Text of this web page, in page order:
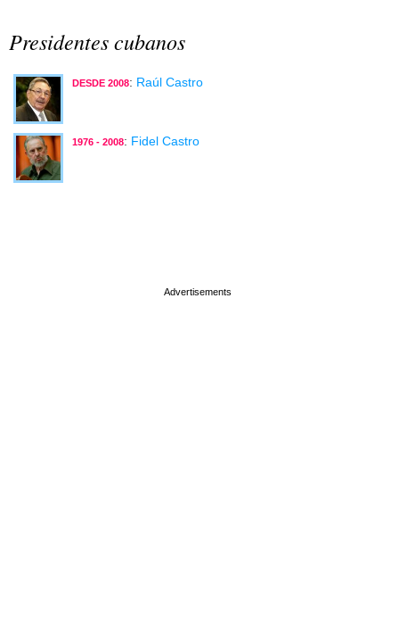
Presidentes cubanos
DESDE 2008: Raúl Castro
1976 - 2008: Fidel Castro